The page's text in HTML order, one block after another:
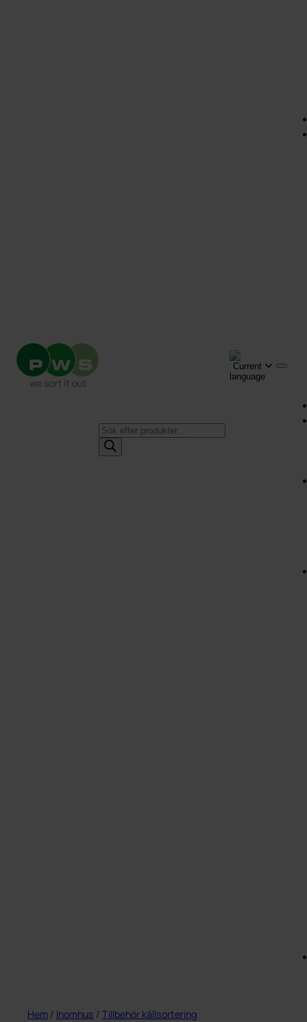
Produktsökning
Hem / Inomhus / Tillbehör källsortering